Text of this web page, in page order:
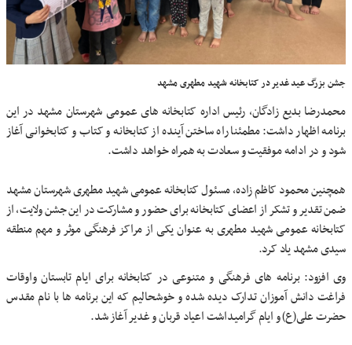
جشن بزرگ عید غدیر در کتابخانه شهید مطهری مشهد
محمدرضا بدیع زادگان، رئیس اداره کتابخانه های عمومی شهرستان مشهد در این
برنامه اظهار داشت: مطمئنا راه ساختن آینده از کتابخانه و کتاب و کتابخوانی آغاز
شود و در ادامه موفقیت و سعادت به همراه خواهد داشت.
همچنین محمود کاظم زاده، مسئول کتابخانه عمومی شهید مطهری شهرستان مشهد
ضمن تقدیر و تشکر از اعضای کتابخانه برای حضور و مشارکت در این جشن ولایت، از
کتابخانه عمومی شهید مطهری به عنوان یکی از مراکز فرهنگی موثر و مهم منطقه
سیدی مشهد یاد کرد.
وی افزود: برنامه های فرهنگی و متنوعی در کتابخانه برای ایام تابستان واوقات
فراغت دانش آموزان تدارک دیده شده و خوشحالیم که این برنامه ها با نام مقدس
حضرت علی(ع) و ایام گرامیداشت اعیاد قربان و غدیر آغاز شد.